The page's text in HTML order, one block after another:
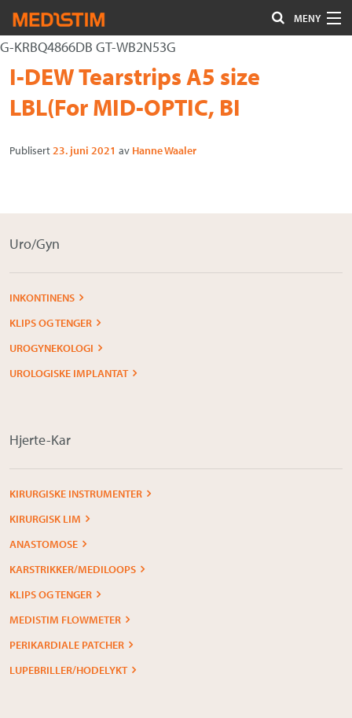
G-KRBQ4866DB GT-WB2N53G
MENY
Hjerte-Kar
Nevrokirurgi
Gastro
Kompresjon / Arr
Kontakt oss
Leverandører
Gå
innholdet
Forstørre
I-DEW Tearstrips A5 size
LBL(For MID-OPTIC, BI
Publisert23. juni 2021 av Hanne Waaler
Uro/Gyn
INKONTINENS
KLIPS OG TENGER
UROGYNEKOLOGI
UROLOGISKE IMPLANTAT
Hjerte-Kar
KIRURGISKE INSTRUMENTER
KIRURGISK LIM
ANASTOMOSE
KARSTRIKKER/MEDILOOPS
KLIPS OG TENGER
MEDISTIM FLOWMETER
PERIKARDIALE PATCHER
LUPEBRILLER/HODELYKT